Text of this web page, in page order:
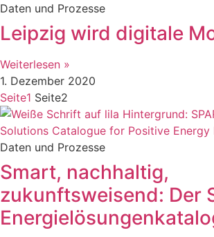
Daten und Prozesse
Leipzig wird digitale
Weiterlesen »
1. Dezember 2020
Seite1 Seite2
Daten und Prozesse
Smart, nachhaltig,
zukunftsweisend: Der